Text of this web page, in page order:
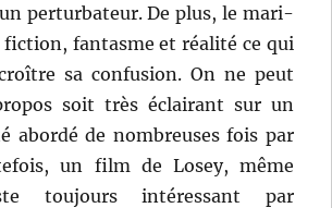
perturbateur. De plus, le mari-
fantasme et réalité ce qui
sa confusion. On ne peut
soit très éclairant sur un
abordé de nombreuses fois par
un film de Losey, même
toujours intéressant par